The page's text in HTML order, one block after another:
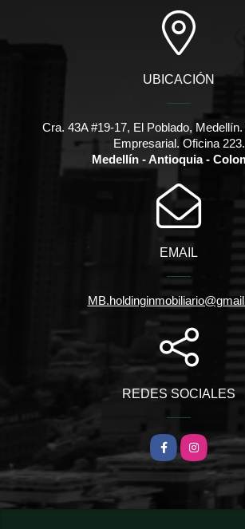
UBICACIÓN
Cra. 43A #19-17, El Poblado,
Empresarial. Oficina 223.
Medellín - Antioquia -
EMAIL
REDES SOCIALES
FacebookInstagram